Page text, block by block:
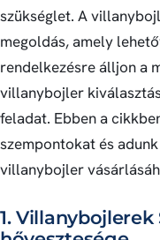
szükséglet. A
megoldás, amely
rendelkezésre álljon a
villanybojler
feladat. Ebben a
szempontokat és
villanybojler
1. Villanybojlerek